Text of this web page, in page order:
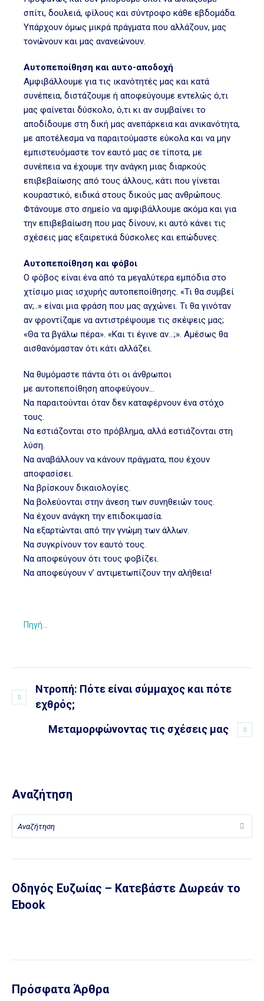
σπίτι, δουλειά, φίλους και σύντροφο κάθε εβδομάδα.
Υπάρχουν όμως μικρά πράγματα που αλλάζουν, μας
τονώνουν και μας ανανεώνουν.
Αυτοπεποίθηση και αυτο-αποδοχή
Αμφιβάλλουμε για τις ικανότητές μας και κατά
συνέπεια, διστάζουμε ή αποφεύγουμε εντελώς ό,τι
μας φαίνεται δύσκολο, ό,τι κι αν συμβαίνει το
αποδίδουμε στη δική μας ανεπάρκεια και ανικανότητα,
με αποτέλεσμα να παραιτούμαστε εύκολα και να μην
εμπιστευόμαστε τον εαυτό μας σε τίποτα, με
συνέπεια να έχουμε την ανάγκη μιας διαρκούς
επιβεβαίωσης από τους άλλους, κάτι που γίνεται
κουραστικό, ειδικά στους δικούς μας ανθρώπους.
Φτάνουμε στο σημείο να αμφιβάλλουμε ακόμα και για
την επιβεβαίωση που μας δίνουν, κι αυτό κάνει τις
σχέσεις μας εξαιρετικά δύσκολες και επώδυνες.
Αυτοπεποίθηση και φόβοι
Ο φόβος είναι ένα από τα μεγαλύτερα εμπόδια στο
χτίσιμο μιας ισχυρής αυτοπεποίθησης. «Τι θα συμβεί
αν;..» είναι μια φράση που μας αγχώνει. Τι θα γινόταν
αν φροντίζαμε να αντιστρέψουμε τις σκέψεις μας;
«Θα τα βγάλω πέρα». «Και τι έγινε αν…;». Αμέσως θα
αισθανόμασταν ότι κάτι αλλάζει.
Να θυμόμαστε πάντα ότι οι άνθρωποι
με αυτοπεποίθηση αποφεύγουν…
Να παραιτούνται όταν δεν καταφέρνουν ένα στόχο
τους.
Να εστιάζονται στο πρόβλημα, αλλά εστιάζονται στη
λύση.
Να αναβάλλουν να κάνουν πράγματα, που έχουν
αποφασίσει.
Να βρίσκουν δικαιολογίες.
Να βολεύονται στην άνεση των συνηθειών τους.
Να έχουν ανάγκη την επιδοκιμασία.
Να εξαρτώνται από την γνώμη των άλλων.
Να συγκρίνουν τον εαυτό τους.
Να αποφεύγουν ότι τους φοβίζει.
Να αποφεύγουν ν’ αντιμετωπίζουν την αλήθεια!
Πηγή…
Ντροπή: Πότε είναι σύμμαχος και πότε
εχθρός;
Μεταμορφώνοντας τις σχέσεις μας
Αναζήτηση
Οδηγός Ευζωίας – Κατεβάστε Δωρεάν το
Ebook
Πρόσφατα Άρθρα